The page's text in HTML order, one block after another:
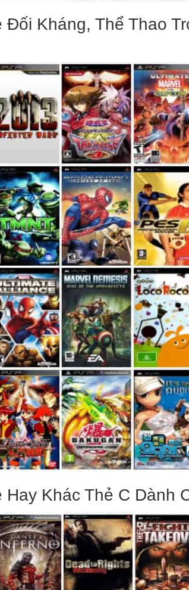
Đối Kháng, Thể Thao
Khác Thẻ C Dành